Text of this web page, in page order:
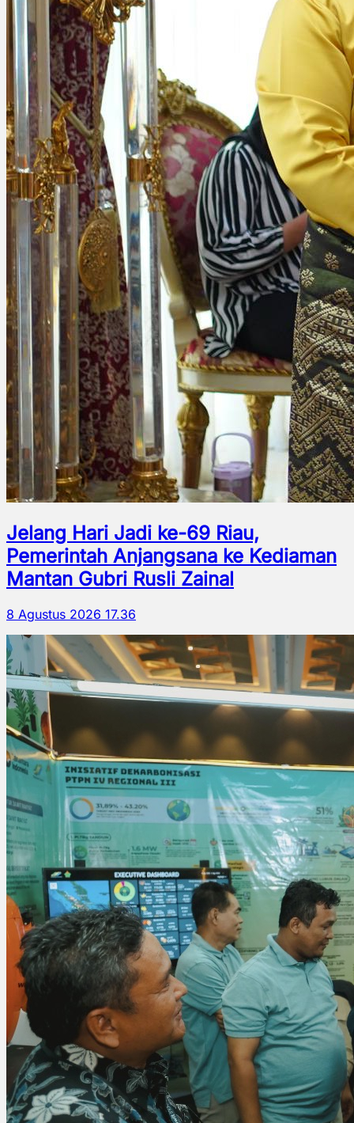
Jelang Hari Jadi ke-69 Riau,
Pemerintah Anjangsana ke Kediaman
Mantan Gubri Rusli Zainal
8 Agustus 2026 17.36